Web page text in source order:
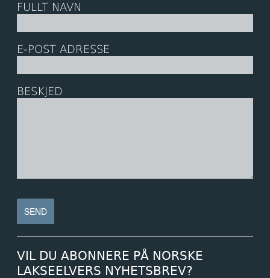
FULLT NAVN
E-POST ADRESSE
BESKJED
VIL DU ABONNERE PÅ NORSKE
LAKSEELVERS NYHETSBREV?